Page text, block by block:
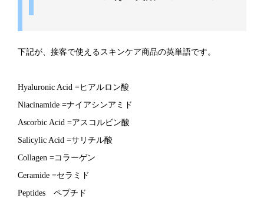
下記が、接客で使えるスキンケア商品の英単語です。
Hyaluronic Acid =ヒアルロン酸
Niacinamide =ナイアシンアミド
Ascorbic Acid =アスコルビン酸
Salicylic Acid =サリチル酸
Collagen =コラーゲン
Ceramide =セラミド
Peptides゠ペプチド